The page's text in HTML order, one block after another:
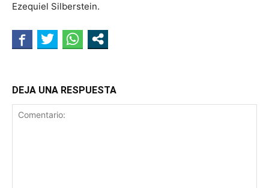
Ezequiel Silberstein.
DEJA UNA RESPUESTA